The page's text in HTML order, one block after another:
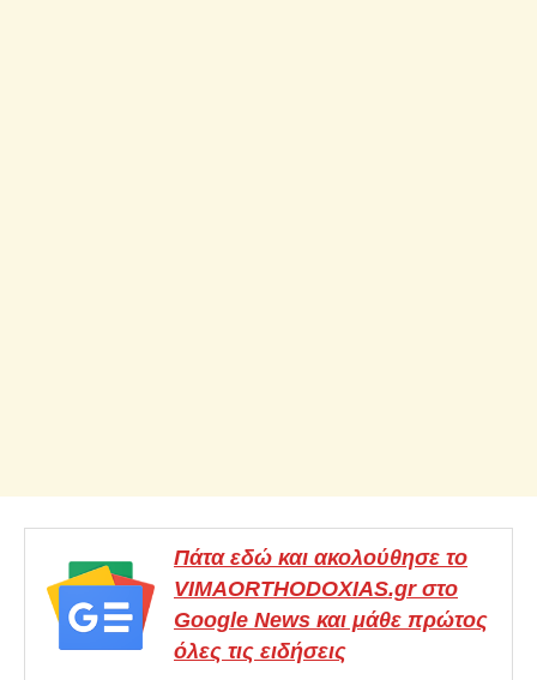
Πάτα εδώ και ακολούθησε το
VIMAORTHODOXIAS.gr στο
Google News και μάθε πρώτος
όλες τις ειδήσεις